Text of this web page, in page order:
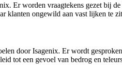
Er worden vraagtekens gezet bij
klanten ongewild aan vast lijken te
door Isagenix. Er wordt
tot een gevoel van bedrog en